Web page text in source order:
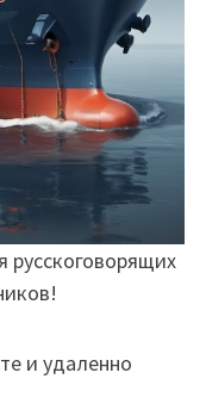
русскоговорящих
и удаленно